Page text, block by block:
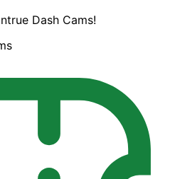
Dash Cams!